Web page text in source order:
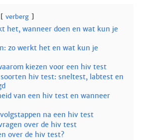
verberg
het, wanneer doen en wat kun je
zo werkt het en wat kun je
kiezen voor een hiv test
hiv test: sneltest, labtest en
van een hiv test en wanneer
na een hiv test
over de hiv test
over de hiv test?